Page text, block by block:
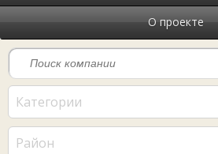
О проекте
Категории
Район